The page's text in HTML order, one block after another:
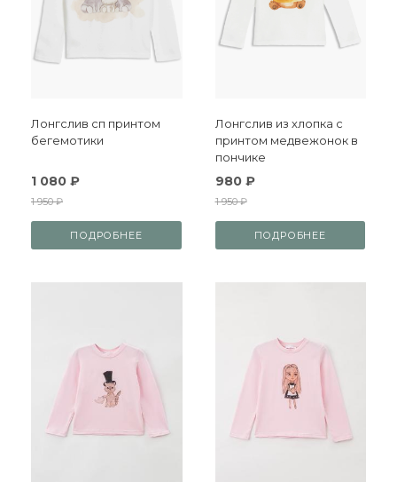
Лонгслив сп принтом
бегемотики
1 080 ₽
1 950 ₽
ПОДРОБНЕЕ
Лонгслив из хлопка с
принтом медвежонок в
пончике
980 ₽
1 950 ₽
ПОДРОБНЕЕ